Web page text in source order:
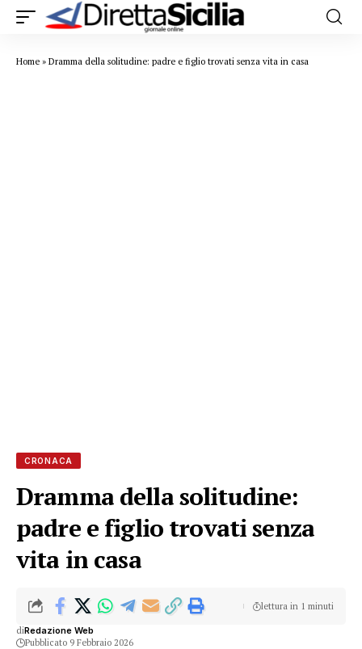
Home » Dramma della solitudine: padre e figlio trovati senza vita in casa
CRONACA
Dramma della solitudine:
padre e figlio trovati senza
vita in casa
diRedazione Web
Pubblicato 9 Febbraio 2026
lettura in 1 minuti